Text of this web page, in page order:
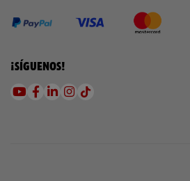
¡SÍGUENOS!